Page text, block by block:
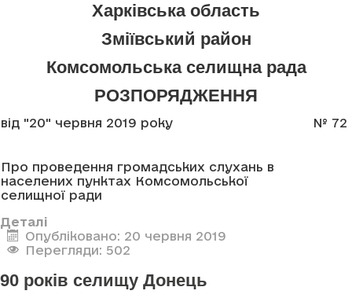
Харківська область
Зміївський район
Комсомольська селищна рада
РОЗПОРЯДЖЕННЯ
від "20" червня 2019 року № 72
Про проведення громадських слухань в
населених пунктах Комсомольської
селищної ради
Деталі
Опубліковано: 20 червня 2019
Перегляди: 502
90 років селищу Донець